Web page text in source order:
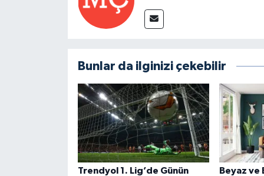
Bunlar da ilginizi çekebilir
Trendyol 1. Lig’de Günün
Beyaz ve